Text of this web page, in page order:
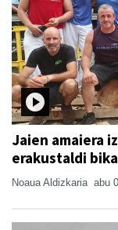
Jaien amaiera
erakustaldi
Noaua Aldizkaria abu